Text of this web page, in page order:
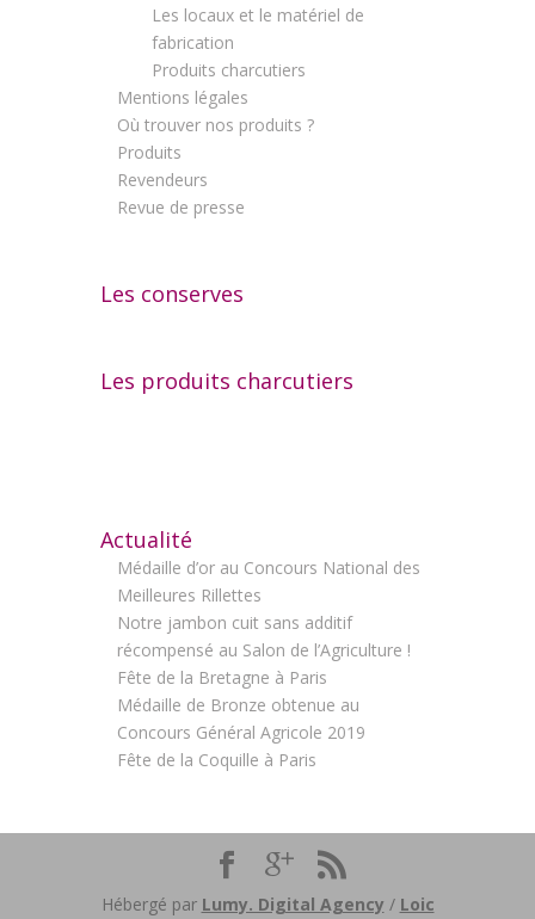
Les locaux et le matériel de
fabrication
Produits charcutiers
Mentions légales
Où trouver nos produits ?
Produits
Revendeurs
Revue de presse
Les conserves
Les produits charcutiers
Actualité
Médaille d’or au Concours National des
Meilleures Rillettes
Notre jambon cuit sans additif
récompensé au Salon de l’Agriculture !
Fête de la Bretagne à Paris
Médaille de Bronze obtenue au
Concours Général Agricole 2019
Fête de la Coquille à Paris
Hébergé par Lumy. Digital Agency / Loic